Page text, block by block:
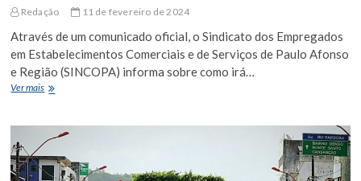
Redação 11 de fevereiro de 2024
Através de um comunicado oficial, o Sindicato dos Empregados
em Estabelecimentos Comerciais e de Serviços de Paulo Afonso
e Região (SINCOPA) informa sobre como irá…
Ver maisSINCOPA
sobre
o
funcionamento
do